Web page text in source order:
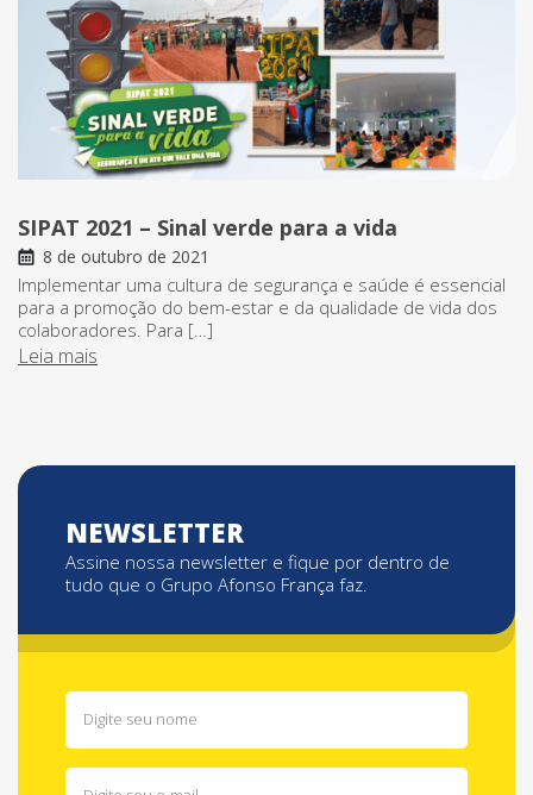
SIPAT 2021 – Sinal verde para a vida
8 de outubro de 2021
Implementar uma cultura de segurança e saúde é essencial
para a promoção do bem-estar e da qualidade de vida dos
colaboradores. Para […]
Leia mais
NEWSLETTER
Assine nossa newsletter e fique por dentro de
tudo que o Grupo Afonso França faz.